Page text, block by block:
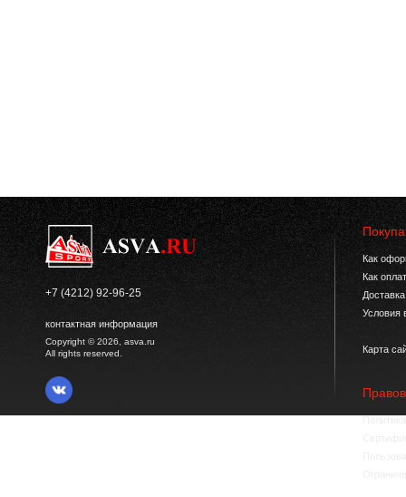
+7 (4212) 92-96-25
контактная информация
Copyright © 2026, asva.ru
All rights reserved.
Как
Как
Условия
Карта